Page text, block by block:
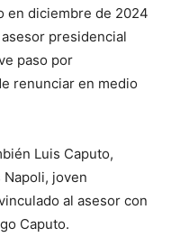
en diciembre de 2024
presidencial
paso por
renunciar en medio
Luis Caputo,
Napoli, joven
al asesor con
Caputo.